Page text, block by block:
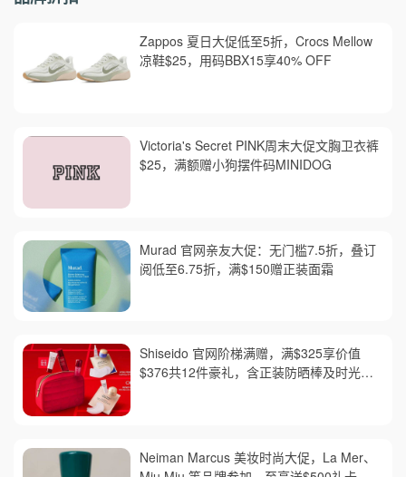
Zappos 夏日大促低至5折，Crocs Mellow
凉鞋$25，用码BBX15享40% OFF
Victoria's Secret PINK周末大促文胸卫衣裤
$25，满额赠小狗摆件码MINIDOG
Murad 官网亲友大促：无门槛7.5折，叠订
阅低至6.75折，满$150赠正装面霜
Shiseido 官网阶梯满赠，满$325享价值
$376共12件豪礼，含正装防晒棒及时光琉
Neiman Marcus 美妆时尚大促，La Mer、